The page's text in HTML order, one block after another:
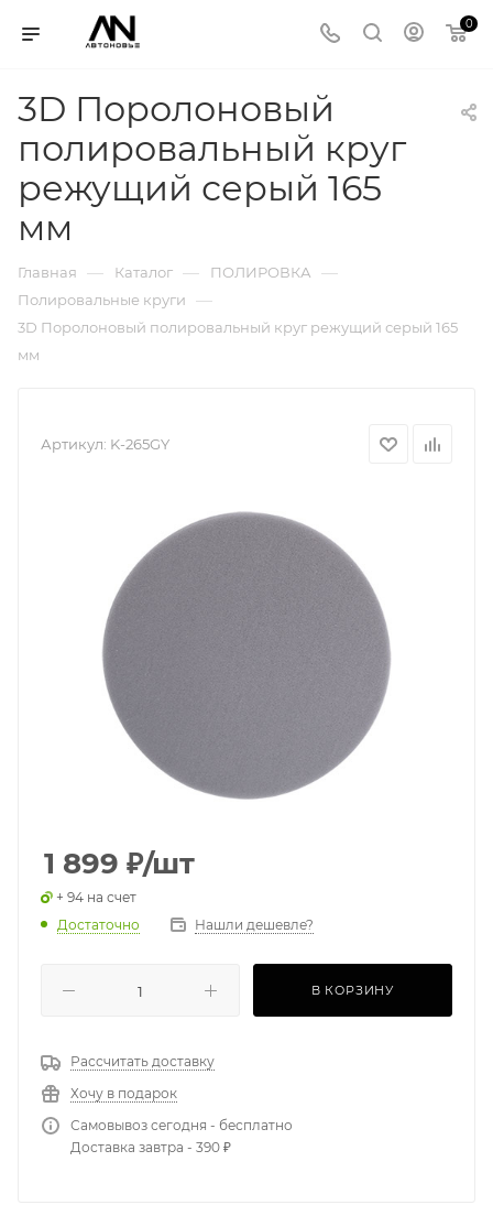
0
3D Поролоновый
полировальный круг
режущий серый 165
мм
Главная — Каталог — ПОЛИРОВКА —
Полировальные круги —
3D Поролоновый полировальный круг режущий серый 165
мм
Артикул: K-265GY
1 899 ₽/шт
+ 94 на счет
Достаточно
Нашли дешевле?
В КОРЗИНУ
Рассчитать доставку
Хочу в подарок
Самовывоз сегодня - бесплатно
Доставка завтра - 390 ₽